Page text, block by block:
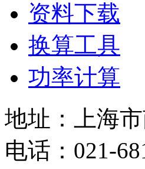
资料下载
换算工具
功率计算
地址：上海
电话：021-